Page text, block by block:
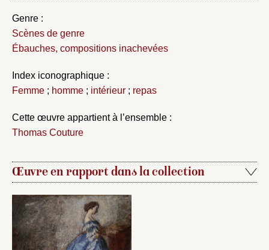
Genre :
Scènes de genre
Ébauches, compositions inachevées
Index iconographique :
Femme ; homme ; intérieur ; repas
Cette œuvre appartient à l’ensemble :
Thomas Couture
Œuvre en rapport dans la collection